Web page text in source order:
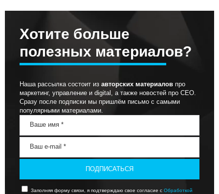
Хотите больше
полезных материалов?
Наша рассылка состоит из авторских материалов про
маркетинг, управление и digital, а также новостей про СЕО.
Сразу после подписки мы пришлём письмо с самыми
популярными материалами.
ПОДПИСАТЬСЯ
Заполняя форму связи, я подтверждаю свое согласие с Обработкой